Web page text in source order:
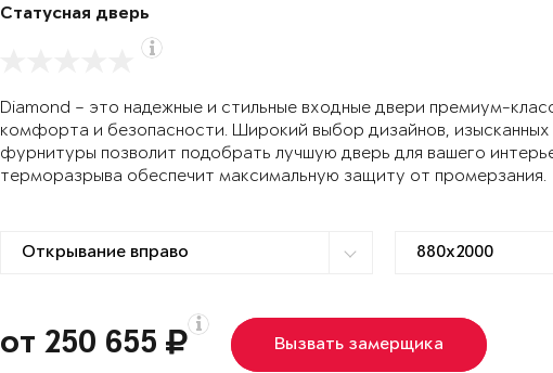
Статусная дверь
Diamond – это надежные и стильные входные двери премиум-
комфорта и безопасности. Широкий выбор дизайнов, изысканных
фурнитуры позволит подобрать лучшую дверь для вашего
терморазрыва обеспечит максимальную защиту от промерзания.
от 250 655 Вызвать замерщика